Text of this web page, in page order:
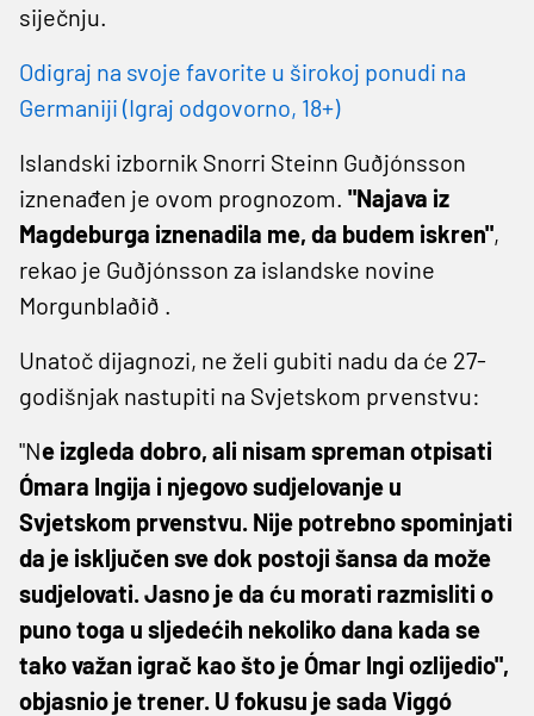
siječnju.
Odigraj na svoje favorite u širokoj ponudi na
Germaniji (Igraj odgovorno, 18+)
Islandski izbornik Snorri Steinn Guðjónsson
iznenađen je ovom prognozom. "Najava iz
Magdeburga iznenadila me, da budem iskren",
rekao je Guðjónsson za islandske novine
Morgunblaðið .
Unatoč dijagnozi, ne želi gubiti nadu da će 27-
godišnjak nastupiti na Svjetskom prvenstvu:
"Ne izgleda dobro, ali nisam spreman otpisati
Ómara Ingija i njegovo sudjelovanje u
Svjetskom prvenstvu. Nije potrebno spominjati
da je isključen sve dok postoji šansa da može
sudjelovati. Jasno je da ću morati razmisliti o
puno toga u sljedećih nekoliko dana kada se
tako važan igrač kao što je Ómar Ingi ozlijedio",
objasnio je trener. U fokusu je sada Viggó